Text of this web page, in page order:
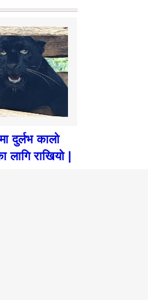
दुर्लभ कालो
राखियो |